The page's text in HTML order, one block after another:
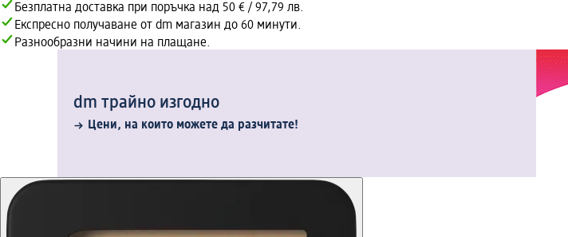
Безплатна доставка при поръчка над 50 € / 97,79 лв.
Експресно получаване от dm магазин до 60 минути.
Разнообразни начини на плащане.
dm трайно изгодно
Цени, на които можете да разчитате!